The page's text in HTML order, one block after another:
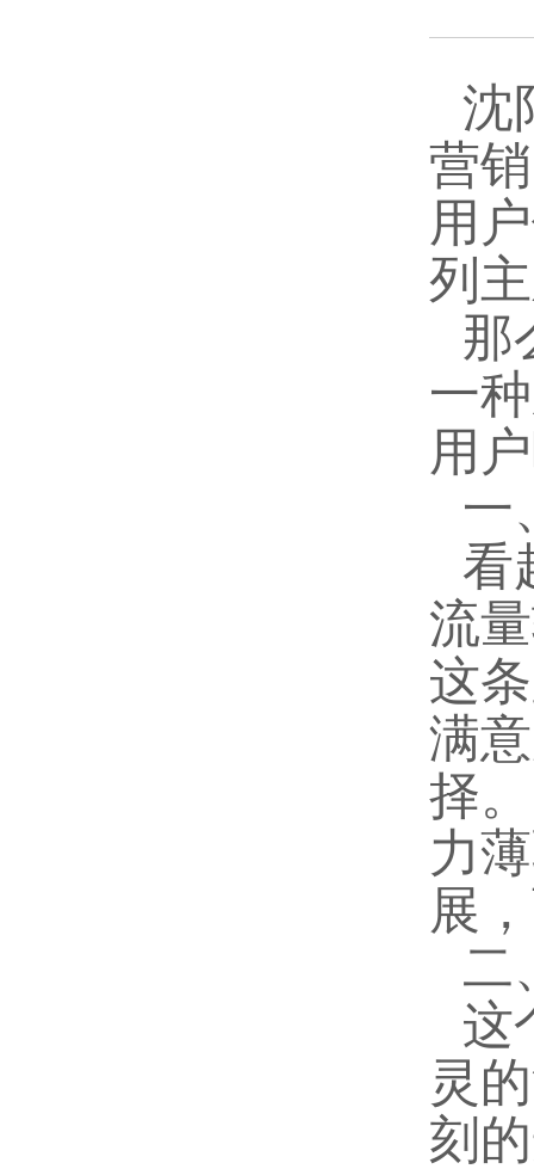
沈
营
用
列
那
一
用
一
看
流
这
满
择
力
展
二
这
灵
刻